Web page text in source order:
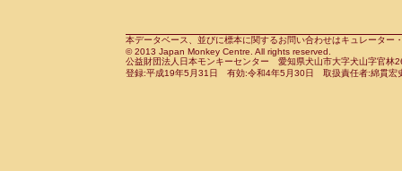
CercopithecidaePapio anubis(0)
CercopithecidaePapio cynocephalus
CercopithecidaePapio hamadryas(0)
CebidaeSaguinus leucopus(0)
CebidaeSaguinus midas(0)
Cebidae Saguinus mystax(0)
本データベース、並びに標本に関するお問い合わせはキュレータ
© 2013 Japan Monkey Centre. All rights reserved.
公益財団法人日本モンキーセンター 愛知県犬山市大字犬山字官
登録:平成19年5月31日 有効:令和4年5月30日 取扱責任者:綿貫宏